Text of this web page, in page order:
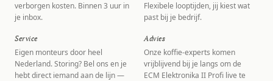
verborgen kosten. Binnen 3 uur in
je inbox.
Flexibele looptijden, jij kiest wat
past bij je bedrijf.
Service
Eigen monteurs door heel
Nederland. Storing? Bel ons en je
hebt direct iemand aan de lijn —
Advies
Onze koffie-experts komen
vrijblijvend bij je langs om de
ECM Elektronika II Profi live te